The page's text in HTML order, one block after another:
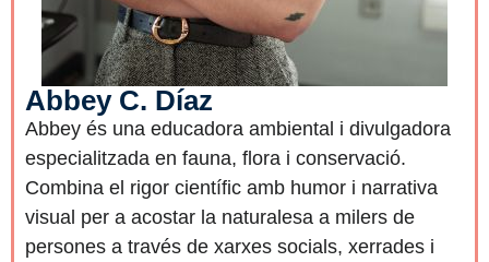
Abbey C. Díaz​
Abbey és una educadora ambiental i divulgadora
especialitzada en fauna, flora i conservació.
Combina el rigor científic amb humor i narrativa
visual per a acostar la naturalesa a milers de
persones a través de xarxes socials, xerrades i